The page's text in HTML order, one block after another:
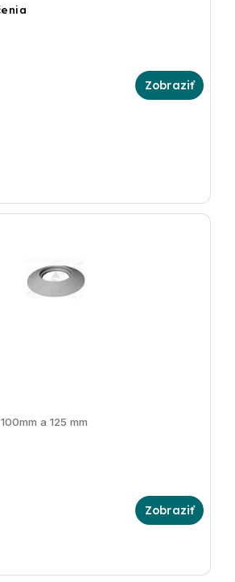
mm, 100mm a 125 mm